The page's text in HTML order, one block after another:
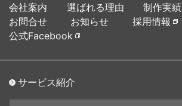
会社案内 選ばれる理由 制作実績
お問合せ
お知らせ 採用情報
公式Facebook
サービス紹介